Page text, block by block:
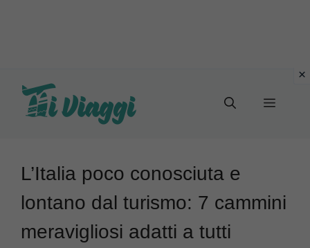
Menu
L’Italia poco conosciuta e
lontano dal turismo: 7 cammini
meravigliosi adatti a tutti